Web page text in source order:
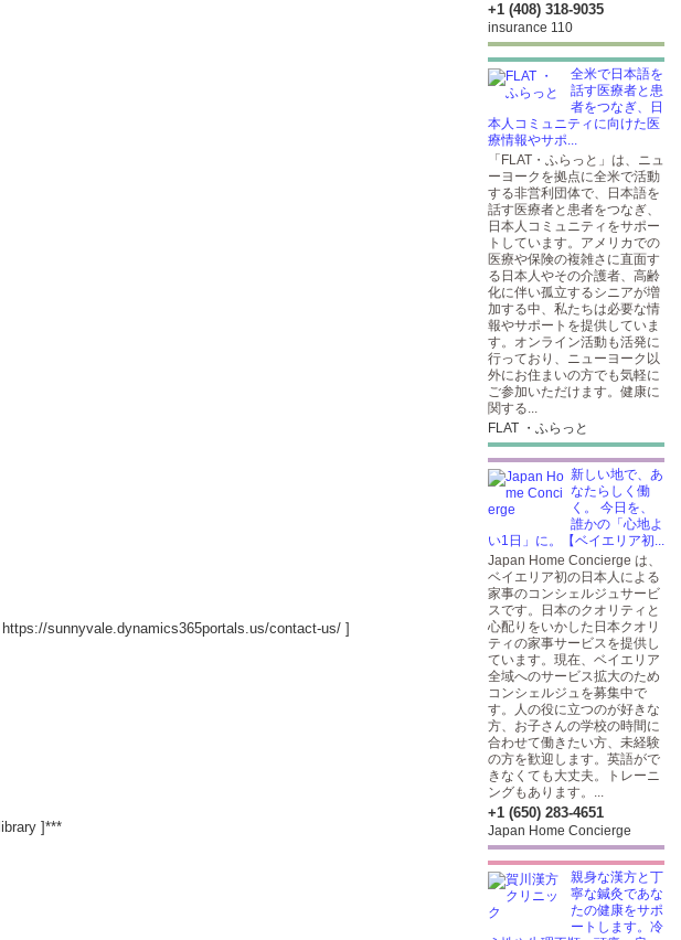
https://sunnyvale.dynamics365portals.us/contact-us/ ]
]***
+1 (408) 318-9035
insurance 110
全米で日本語を
話す医療者と患
者をつなぎ、日
本人コミュニティに向けた医
療情報やサポ...
「FLAT・ふらっと」は、ニュ
ーヨークを拠点に全米で活動
する非営利団体で、日本語を
話す医療者と患者をつなぎ、
日本人コミュニティをサポー
トしています。アメリカでの
医療や保険の複雑さに直面す
る日本人やその介護者、高齢
化に伴い孤立するシニアが増
加する中、私たちは必要な情
報やサポートを提供していま
す。オンライン活動も活発に
行っており、ニューヨーク以
外にお住まいの方でも気軽に
ご参加いただけます。健康に
関する...
FLAT ・ふらっと
新しい地で、あ
なたらしく働
く。 今日を、
誰かの「心地よ
い1日」に。【ベイエリア初...
Japan Home Concierge は、
ベイエリア初の日本人による
家事のコンシェルジュサービ
スです。日本のクオリティと
心配りをいかした日本クオリ
ティの家事サービスを提供し
ています。現在、ベイエリア
全域へのサービス拡大のため
コンシェルジュを募集中で
す。人の役に立つのが好きな
方、お子さんの学校の時間に
合わせて働きたい方、未経験
の方を歓迎します。英語がで
きなくても大丈夫。トレーニ
ングもあります。...
+1 (650) 283-4651
Japan Home Concierge
親身な漢方と丁
寧な鍼灸であな
たの健康をサポ
ートします。冷